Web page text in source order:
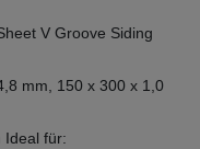
V Groove Siding
mm, 150 x 300 x 1,0
Ideal für: